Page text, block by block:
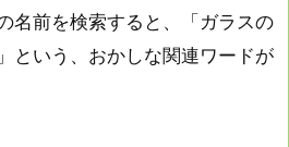
名前を検索すると、「ガラスの
という、おかしな関連ワードが